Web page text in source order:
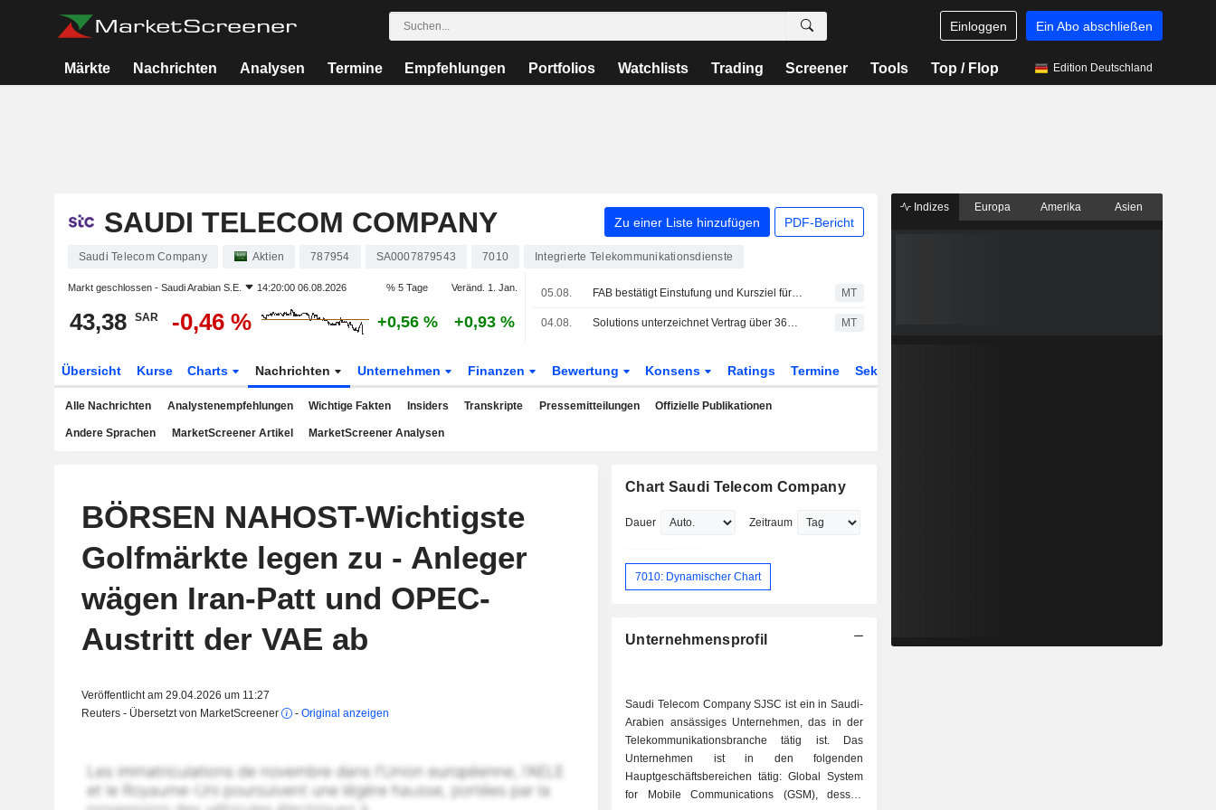
Einloggen Ein Abo abschließen
Märkte Nachrichten Analysen Termine Empfehlungen Portfolios Watchlists Trading Screener Tools Top / Flop Edition Deutschland
SAUDI TELECOM COMPANY Zu einer Liste hinzufügen PDF-Bericht
Saudi Telecom Company Aktien 787954 SA0007879543 7010 Integrierte Telekommunikationsdienste
Markt geschlossen - Saudi Arabian S.E. 14:20:00 06.08.2026 % 5 Tage Veränd. 1. Jan.
43,38 SAR -0,46 % +0,56 % +0,93 %
05.08. FAB bestätigt Einstufung und Kursziel für stc nach Nettogewinn-Überraschung im Q2 MT
04.08. Solutions unterzeichnet Vertrag über 364 Mio. Saudi-Riyal zur Entwicklung von Rechenzentren in Saudi-Arabien MT
Übersicht Kurse Charts Nachrichten Unternehmen Finanzen Bewertung Konsens Ratings Termine Sektor
Alle Nachrichten Analystenempfehlungen Wichtige Fakten Insiders Transkripte Pressemitteilungen Offizielle Publikationen
Andere Sprachen MarketScreener Artikel MarketScreener Analysen
BÖRSEN NAHOST-Wichtigste
Golfmärkte legen zu - Anleger
wägen Iran-Patt und OPEC-
Austritt der VAE ab
Veröffentlicht am 29.04.2026 um 11:27
Reuters - Übersetzt von MarketScreener
- Original anzeigen
Chart Saudi Telecom Company
Dauer Zeitraum
7010: Dynamischer Chart
Unternehmensprofil
Saudi Telecom Company SJSC ist ein in Saudi-
Arabien ansässiges Unternehmen, das in der
Telekommunikationsbranche tätig ist. Das
Unternehmen ist in den folgenden
Hauptgeschäftsbereichen tätig: Global System
for Mobile Communications (GSM), dessen
Indizes Europa Amerika Asien